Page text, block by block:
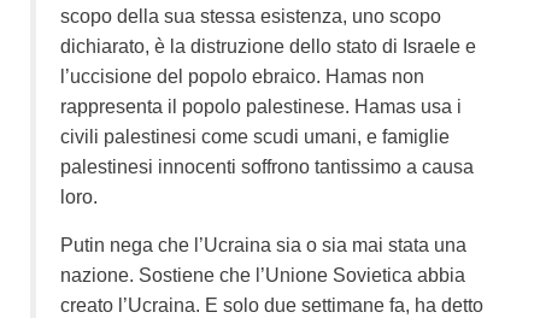
scopo della sua stessa esistenza, uno scopo
dichiarato, è la distruzione dello stato di Israele e
l’uccisione del popolo ebraico. Hamas non
rappresenta il popolo palestinese. Hamas usa i
civili palestinesi come scudi umani, e famiglie
palestinesi innocenti soffrono tantissimo a causa
loro.
Putin nega che l’Ucraina sia o sia mai stata una
nazione. Sostiene che l’Unione Sovietica abbia
creato l’Ucraina. E solo due settimane fa, ha detto